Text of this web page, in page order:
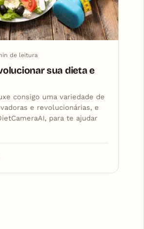
de leitura
sua dieta e
consigo uma variedade de
e revolucionárias, e
para te ajudar